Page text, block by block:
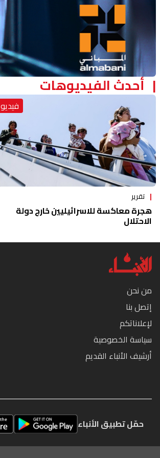
أحدث الفيديوهات
فيديو
تقرير
هجرة معاكسة للاسرائيليين خارج دولة
الاحتلال
من نحن
إتصل بنا
لإعلاناتكم
سياسة الخصوصية
أرشيف الأنباء القديم
حمّل تطبيق الأنباء